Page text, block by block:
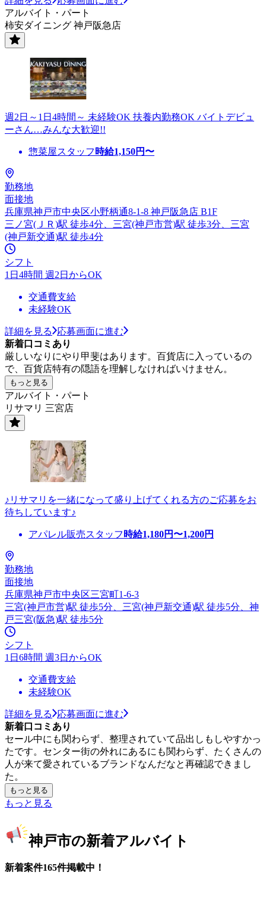
アルバイト・パート
柿安ダイニング 神戸阪急店
週2日～1日4時間～ 未経験OK 扶養内勤務OK バイトデビュ
ーさん…みんな大歓迎!!
惣菜屋スタッフ 時給1,150円〜
勤務地
面接地
兵庫県神戸市中央区小野柄通8-1-8 神戸阪急店 B1F
三ノ宮(ＪＲ)駅 徒歩4分、三宮(神戸市営)駅 徒歩3分、三宮
(神戸新交通)駅 徒歩4分
シフト
1日4時間 週2日からOK
交通費支給
未経験OK
詳細を見る
応募画面に進む
新着口コミあり
厳しいなりにやり甲斐はあります。百貨店に入っているの
で、百貨店特有の隠語を理解しなければいけません。
もっと見る
アルバイト・パート
リサマリ 三宮店
♪リサマリを一緒になって盛り上げてくれる方のご応募をお
待ちしています♪
アパレル販売スタッフ 時給1,180円〜1,200円
勤務地
面接地
兵庫県神戸市中央区三宮町1-6-3
三宮(神戸市営)駅 徒歩5分、三宮(神戸新交通)駅 徒歩5分、神
戸三宮(阪急)駅 徒歩5分
シフト
1日6時間 週3日からOK
交通費支給
未経験OK
詳細を見る
応募画面に進む
新着口コミあり
セール中にも関わらず、整理されていて品出しもしやすかっ
たです。センター街の外れにあるにも関わらず、たくさんの
人が来て愛されているブランドなんだなと再確認できまし
た。
もっと見る
もっと見る
神戸市の新着アルバイト
新着案件165件掲載中！